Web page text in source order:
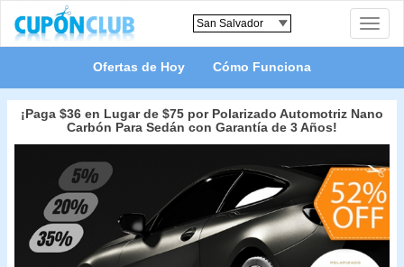
Toggle
Ofertas de Hoy Cómo Funciona
¡Paga $36 en Lugar de $75 por Polarizado Automotriz Nano
Carbón Para Sedán con Garantía de 3 Años!